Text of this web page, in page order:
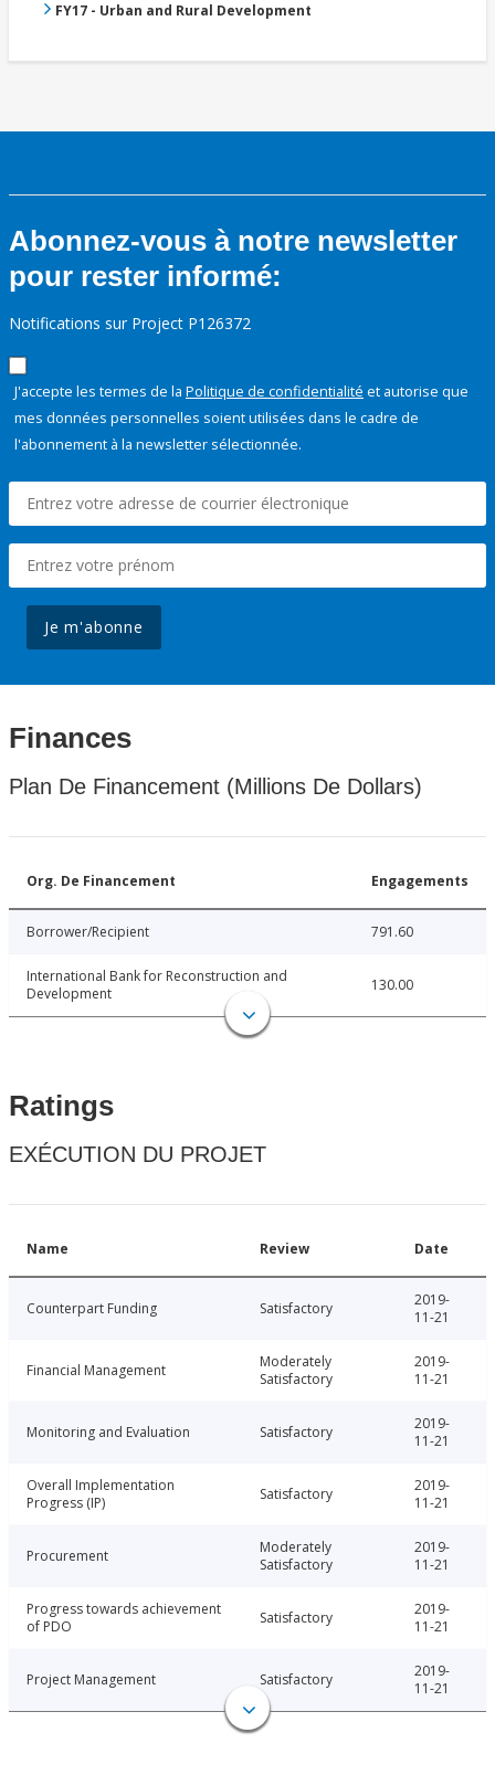
FY17 - Urban and Rural Development
Abonnez-vous à notre newsletter
pour rester informé:
Notifications sur Project P126372
J'accepte les termes de la Politique de confidentialité et autorise que
mes données personnelles soient utilisées dans le cadre de
l'abonnement à la newsletter sélectionnée.
Je m'abonne
Finances
Plan De Financement (Millions De Dollars)
Org. De Financement Engagements
Borrower/Recipient 791.60
International Bank for Reconstruction and
Development
130.00
Ratings
EXÉCUTION DU PROJET
Name Review Date
Counterpart Funding Satisfactory
2019-
11-21
Financial Management
Moderately
Satisfactory
2019-
11-21
Monitoring and Evaluation Satisfactory
2019-
11-21
Overall Implementation
Progress (IP)
Satisfactory
2019-
11-21
Procurement
Moderately
Satisfactory
2019-
11-21
Progress towards achievement
of PDO
Satisfactory
2019-
11-21
Project Management Satisfactory
2019-
11-21